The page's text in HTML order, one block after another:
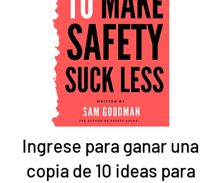
Ingrese para ganar una
copia de 10 ideas para